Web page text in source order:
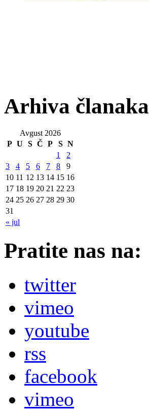
Arhiva članaka
Avgust 2026
P U S Č P S N
« jul
1
2
3
4 5 6 7 8
9
10 11 12 13 14 15 16
17 18 19 20 21 22 23
24 25 26 27 28 29 30
31
Pratite nas na:
twitter
vimeo
youtube
rss
facebook
vimeo